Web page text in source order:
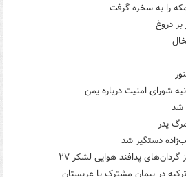
را به سخره گرفت
دروغ
شورای امنیت درباره یمن
شد
پدر
دستگیر شد
پدافند هوایی لشکر ۲۷
در پیمان مشترک با عربستان